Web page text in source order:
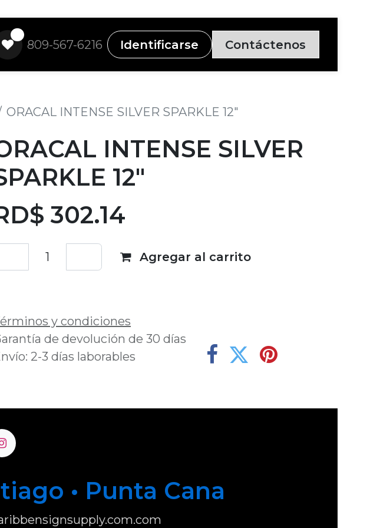
809-567-6216 Identificarse Contáctenos
ORACAL INTENSE SILVER SPARKLE 12"
INTENSE SILVER
12"
302.14
Agregar al carrito
y condiciones
de devolución de 30 días
2-3 días laborables
• Punta Cana